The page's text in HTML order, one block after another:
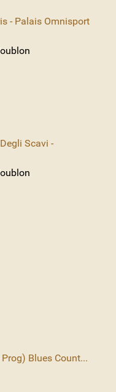
- Palais Omnisport
Scavi -
Blues Count...